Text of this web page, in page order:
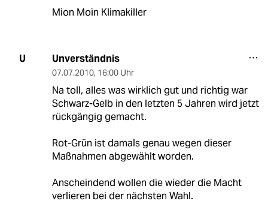
Mion Moin Klimakiller
U Unverständnis
07.07.2010, 16:00 Uhr
Na toll, alles was wirklich gut und richtig war
Schwarz-Gelb in den letzten 5 Jahren wird jetzt
rückgängig gemacht.
Rot-Grün ist damals genau wegen dieser
Maßnahmen abgewählt worden.
Anscheindend wollen die wieder die Macht
verlieren bei der nächsten Wahl.